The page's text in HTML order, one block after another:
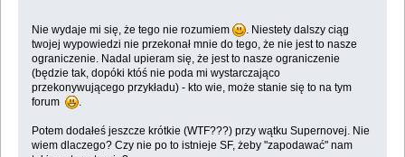
Nie wydaje mi się, że tego nie rozumiem
. Niestety dalszy ciąg
twojej wypowiedzi nie przekonał mnie do tego, że nie jest to nasze
ograniczenie. Nadal upieram się, że jest to nasze ograniczenie
(będzie tak, dopóki któś nie poda mi wystarczająco
przekonywującego przykładu) - kto wie, może stanie się to na tym
forum
.
Potem dodałeś jeszcze krótkie (WTF???) przy wątku Supernovej. Nie
wiem dlaczego? Czy nie po to istnieje SF, żeby "zapodawać" nam